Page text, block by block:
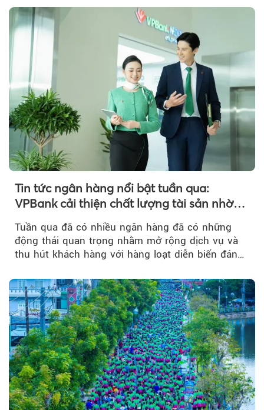
Tin tức ngân hàng nổi bật tuần qua:
VPBank cải thiện chất lượng tài sản nhờ
Tuần qua đã có nhiều ngân hàng đã có những
động thái quan trọng nhằm mở rộng dịch vụ và
thu hút khách hàng với hàng loạt diễn biến đáng